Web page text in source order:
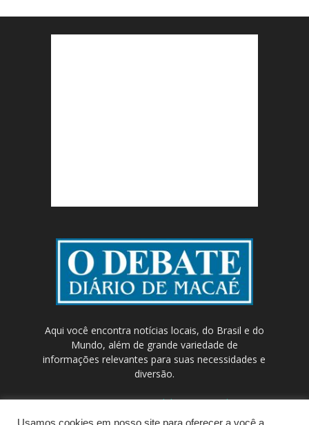
Aqui você encontra notícias locais, do Brasil e do
Mundo, além de grande variedade de
informações relevantes para suas necessidades e
diversão.
Contato:contato@odebateon.com.br /
comercia@odebateon.com.br